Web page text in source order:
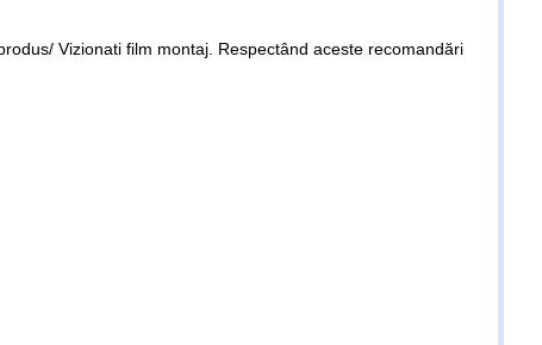
Vizionati film montaj. Respectând aceste recomandări